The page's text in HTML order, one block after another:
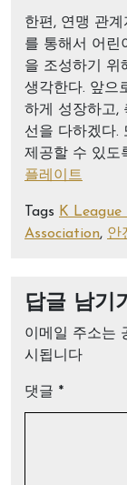
한편, 연맹 관
를 통해서 어린
을 조성하기 위
생각한다. 앞으
하게 성장하고,
선을 다하겠다.
제공할 수 있도
플레이트
Tags K League
Association, 안
답글 남기기
이메일 주소는
시됩니다
댓글 *